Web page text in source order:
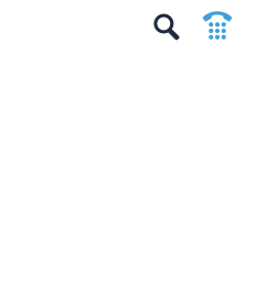
t
p